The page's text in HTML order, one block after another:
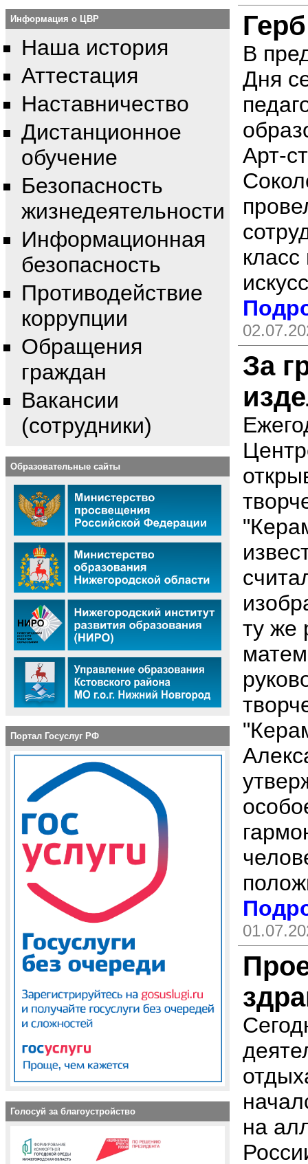
Информация о ЦВР
Наша история
Аттестация
Наставничество
Дистанционное
обучение
Безопасность
жизнедеятельности
Информационная
безопасность
Противодействие
коррупции
Обращения
граждан
Вакансии
(сотрудники)
Образовательные сайты
Портал Госуслуг РФ
Голосуй за благоустройство
В
Дня
Арт-
За
ту же
на